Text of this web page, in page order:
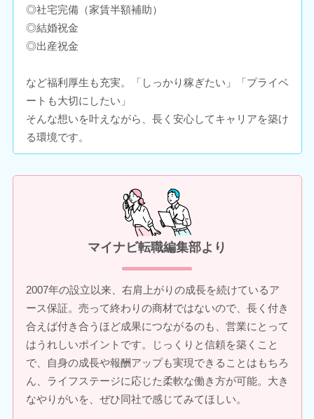
◎社宅完備（家賃半額補助）
◎結婚祝金
◎出産祝金
など福利厚生も充実。「しっかり稼ぎたい」「プライベ
ートも大切にしたい」
そんな想いを叶えながら、長く安心してキャリアを築け
る環境です。
マイナビ転職編集部より
2007年の設立以来、右肩上がりの成長を続けているア
ース保証。売って終わりの商材ではないので、長く付き
合えば付き合うほど成果につながるのも、営業にとって
はうれしいポイントです。じっくりと信頼を築くこと
で、自身の成長や報酬アップも実現できることはもちろ
ん、ライフステージに応じた柔軟な働き方が可能。大き
なやりがいを、ぜひ同社で感じてみてほしい。